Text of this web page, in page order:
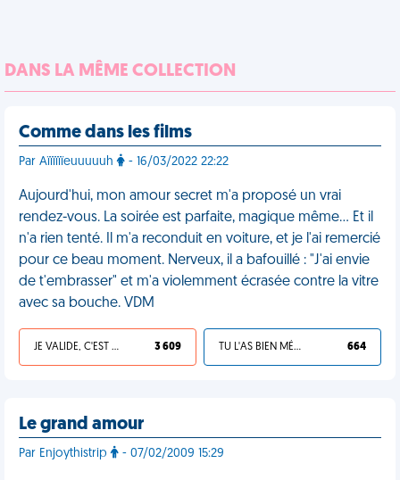
DANS LA MÊME COLLECTION
Comme dans les films
Par Aïïïïïïeuuuuuh - 16/03/2022 22:22
Aujourd'hui, mon amour secret m'a proposé un vrai
rendez-vous. La soirée est parfaite, magique même… Et il
n'a rien tenté. Il m'a reconduit en voiture, et je l'ai remercié
pour ce beau moment. Nerveux, il a bafouillé : "J'ai envie
de t'embrasser" et m'a violemment écrasée contre la vitre
avec sa bouche. VDM
JE VALIDE, C'EST UNE VDM 3 609 TU L'AS BIEN MÉRITÉ 664
Le grand amour
Par Enjoythistrip - 07/02/2009 15:29